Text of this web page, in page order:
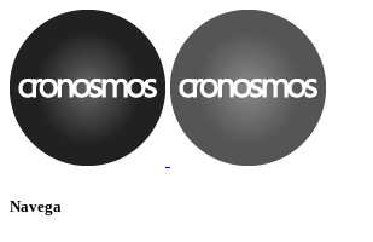
Navega